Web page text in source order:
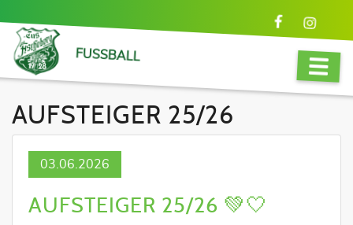
FUSSBALL
AUFSTEIGER 25/26
03.06.2026
AUFSTEIGER 25/26 💚🤍